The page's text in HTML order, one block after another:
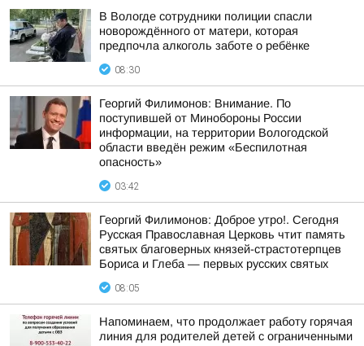
В Вологде сотрудники полиции спасли
новорождённого от матери, которая
предпочла алкоголь заботе о ребёнке
08:30
Георгий Филимонов: Внимание. По
поступившей от Минобороны России
информации, на территории Вологодской
области введён режим «Беспилотная
опасность»
03:42
Георгий Филимонов: Доброе утро!. Сегодня
Русская Православная Церковь чтит память
святых благоверных князей-страстотерпцев
Бориса и Глеба — первых русских святых
08:05
Напоминаем, что продолжает работу горячая
линия для родителей детей с ограниченными